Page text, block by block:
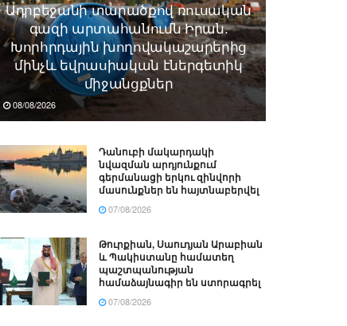
Ադրբեջանի տարածքով ռուսական
գազի արտահանումն Իրան.
Խորհրդային խողովակաշարերից
մինչև եվրասիական էներգետիկ
միջանցքներ
08/08/2026
Դանուբի մակարդակի
նվազման արդյունքում
գերմանացի երկու զինվորի
մասունքներ են հայտնաբերվել
07/08/2026
Թուրքիան, Սաուդյան Արաբիան
և Պակիստանը համատեղ
պաշտպանության
համաձայնագիր են ստորագրել
07/08/2026